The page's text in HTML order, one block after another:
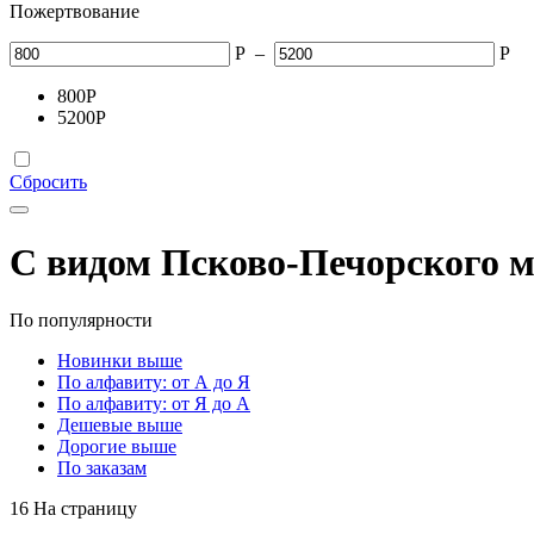
Пожертвование
Р – Р
800Р
5200Р
Сбросить
С видом Псково-Печорского
По популярности
Новинки выше
По алфавиту: от А до Я
По алфавиту: от Я до А
Дешевые выше
Дорогие выше
По заказам
16 На страницу